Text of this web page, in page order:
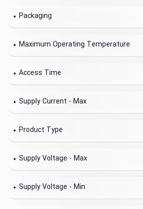
Packaging
Maximum Operating Temperature
Access Time
Supply Current - Max
Product Type
Supply Voltage - Max
Supply Voltage - Min